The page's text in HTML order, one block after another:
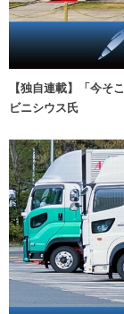
【独自連載】「今
ビニシウス氏